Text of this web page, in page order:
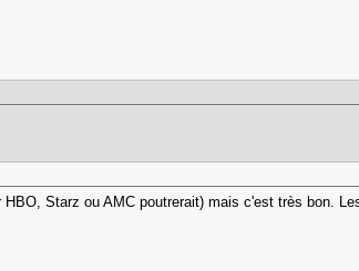
Starz ou AMC poutrerait) mais c'est très bon.